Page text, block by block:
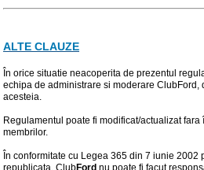
ALTE CLAUZE
În orice situatie neacoperita de prezentul
echipa de administrare si moderare ClubFord,
acesteia.
Regulamentul poate fi modificat/actualizat
membrilor.
În conformitate cu Legea 365 din 7 iunie 2002
republicata, ClubFord nu poate fi facut